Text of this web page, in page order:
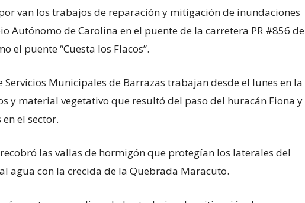
van los trabajos de reparación y mitigación de inundaciones
Autónomo de Carolina en el puente de la carretera PR #856 de
el puente “Cuesta los Flacos”.
Servicios Municipales de Barrazas trabajan desde el lunes en la
y material vegetativo que resultó del paso del huracán Fiona y
el sector.
las vallas de hormigón que protegían los laterales del
agua con la crecida de la Quebrada Maracuto.